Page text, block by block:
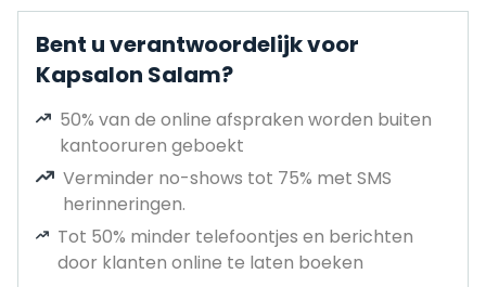
Bent u verantwoordelijk voor
Kapsalon Salam?
50% van de online afspraken worden buiten
kantooruren geboekt
Verminder no-shows tot 75% met SMS
herinneringen.
Tot 50% minder telefoontjes en berichten
door klanten online te laten boeken